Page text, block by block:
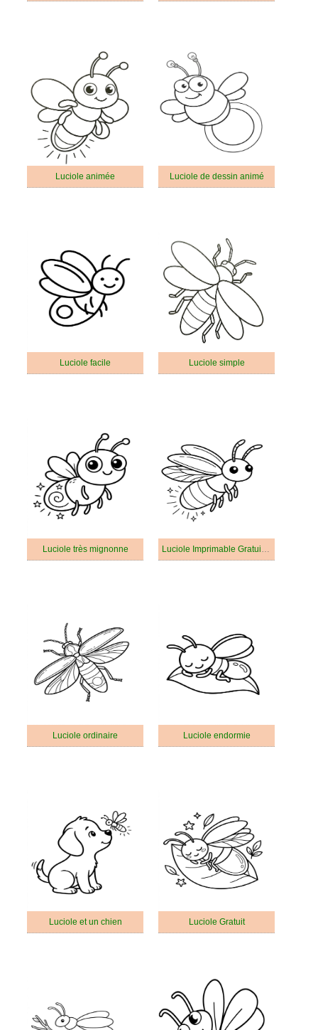
Luciole animée Luciole de dessin animé
Luciole facile Luciole simple
Luciole très mignonne Luciole Imprimable Gratuit Pour les Enfants
Luciole ordinaire Luciole endormie
Luciole et un chien Luciole Gratuit